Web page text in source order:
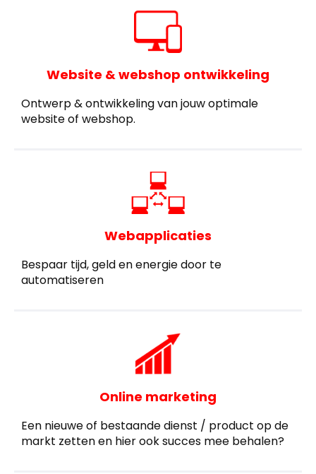
Website & webshop ontwikkeling
Ontwerp & ontwikkeling van jouw optimale
website of webshop.
Webapplicaties
Bespaar tijd, geld en energie door te
automatiseren
Online marketing
Een nieuwe of bestaande dienst / product op de
markt zetten en hier ook succes mee behalen?